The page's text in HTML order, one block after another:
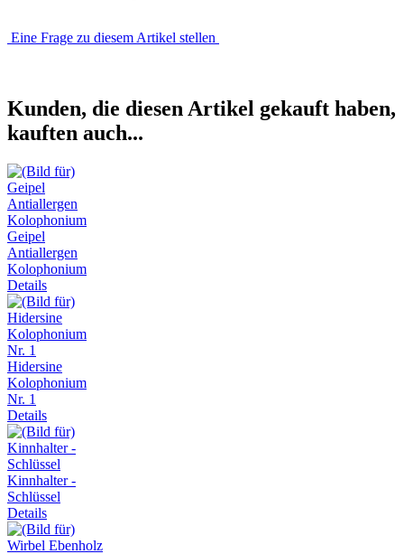
Eine Frage zu diesem Artikel stellen
Kunden, die diesen Artikel gekauft haben,
kauften auch...
Geipel
Antiallergen
Kolophonium
Details
Hidersine
Kolophonium
Nr. 1
Details
Kinnhalter -
Schlüssel
Details